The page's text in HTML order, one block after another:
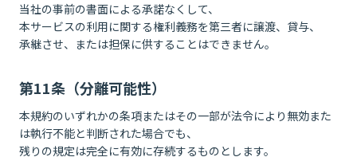
当社の事前の書面による承諾なくして、
本サービスの利用に関する権利義務を第三者に譲渡、貸与、
承継させ、または担保に供することはできません。
第11条（分離可能性）
本規約のいずれかの条項またはその一部が法令により無効また
は執行不能と判断された場合でも、
残りの規定は完全に有効に存続するものとします。